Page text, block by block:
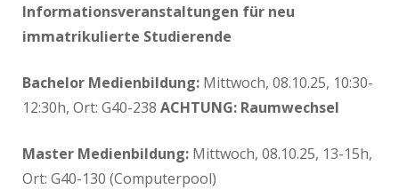
Informationsveranstaltungen für neu
immatrikulierte Studierende
Bachelor Medienbildung: Mittwoch, 08.10.25, 10:30-
12:30h, Ort: G40-238 ACHTUNG: Raumwechsel
Master Medienbildung: Mittwoch, 08.10.25, 13-15h,
Ort: G40-130 (Computerpool)